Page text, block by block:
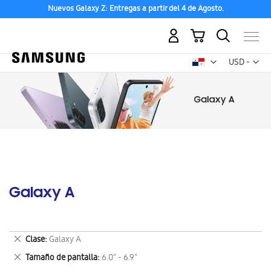
Nuevos Galaxy Z: Entregas a partir del 4 de Agosto.
USD -
dólar
Mi carrito
Galaxy A
Clase Galaxy A
Eliminar
este
artículo
Tamaño de pantalla 6.0" - 6.9"
Eliminar